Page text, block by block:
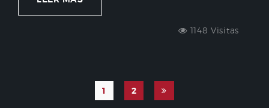
1148 Visitas
1 2